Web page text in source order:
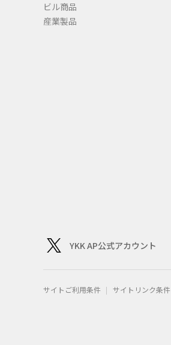
ビル商品
産業製品
YKK AP公式アカウント
サイトご利用条件 サイトリンク条件